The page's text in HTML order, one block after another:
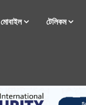
মোবাইল টেলিকম